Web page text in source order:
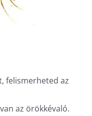
felismerheted az
az örökkévaló.